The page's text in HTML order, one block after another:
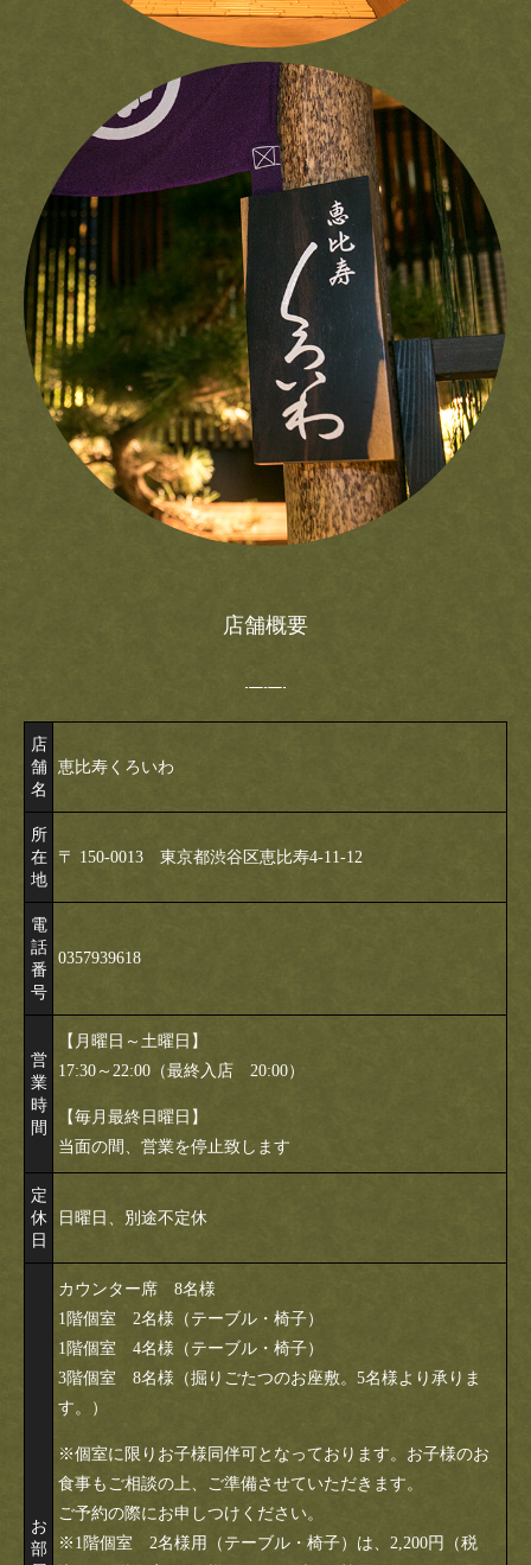
店舗概要
店
舗
名
恵比寿くろいわ
所
在
地
〒 150-0013 東京都渋谷区恵比寿4-11-12
電
話
番
号
0357939618
営
業
時
間
【月曜日～土曜日】
17:30～22:00（最終入店 20:00）
【毎月最終日曜日】
当面の間、営業を停止致します
定
休
日
日曜日、別途不定休
お
部
カウンター席 8名様
1階個室 2名様（テーブル・椅子）
1階個室 4名様（テーブル・椅子）
3階個室 8名様（掘りごたつのお座敷。5名様より承りま
す。）
※個室に限りお子様同伴可となっております。お子様のお
食事もご相談の上、ご準備させていただきます。
ご予約の際にお申しつけください。
※1階個室 2名様用（テーブル・椅子）は、2,200円（税